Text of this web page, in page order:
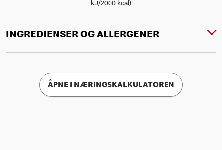
kJ/2000 kcal)
INGREDIENSER OG ALLERGENER
ÅPNE I NÆRINGSKALKULATOREN